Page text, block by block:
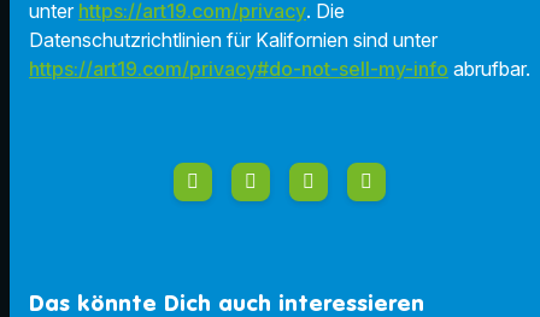
unter https://art19.com/privacy. Die
Datenschutzrichtlinien für Kalifornien sind unter
https://art19.com/privacy#do-not-sell-my-info abrufbar.
Das könnte Dich auch interessieren